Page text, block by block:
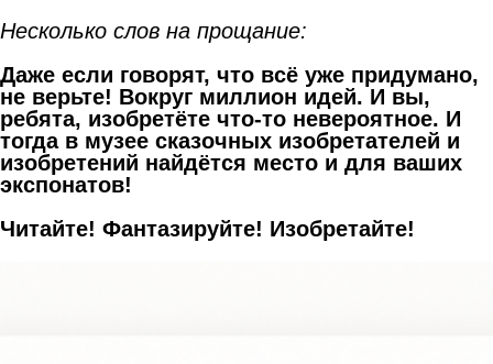
Несколько слов на прощание:
Даже если говорят, что всё уже придумано,
не верьте! Вокруг миллион идей. И вы,
ребята, изобретёте что-то невероятное. И
тогда в музее сказочных изобретателей и
изобретений найдётся место и для ваших
экспонатов!
Читайте! Фантазируйте! Изобретайте!